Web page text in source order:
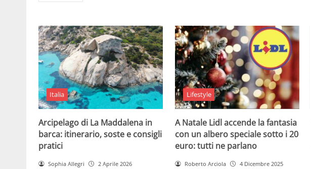
Italia
Arcipelago di La Maddalena in
barca: itinerario, soste e consigli
pratici
Sophia Allegri 2 Aprile 2026
Lifestyle
A Natale Lidl accende la fantasia
con un albero speciale sotto i 20
euro: tutti ne parlano
Roberto Arciola 4 Dicembre 2025